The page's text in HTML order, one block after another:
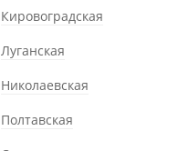
Кировоградская
Луганская
Николаевская
Полтавская